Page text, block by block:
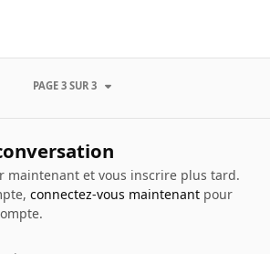
PAGE 3 SUR 3
maintenant et vous inscrire plus tard.
connectez-vous maintenantpour